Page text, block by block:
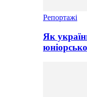
Репортажі
Як